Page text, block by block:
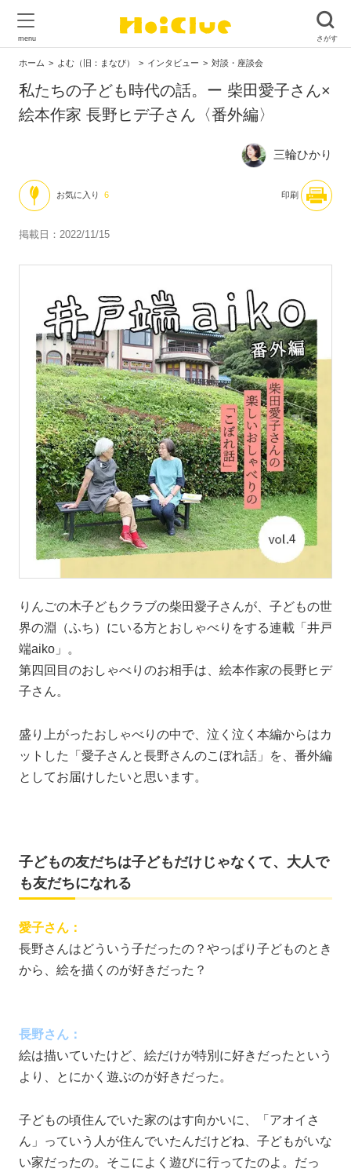
ホーム よむ（旧：まなび） インタビュー 対談・座談会
私たちの子ども時代の話。ー 柴田愛子さん×
絵本作家 長野ヒデ子さん〈番外編〉
三輪ひかり
お気に入り 6 印刷
掲載日：2022/11/15
りんごの木子どもクラブの柴田愛子さんが、子どもの世
界の淵（ふち）にいる方とおしゃべりをする連載「井戸
端aiko」。
第四回目のおしゃべりのお相手は、絵本作家の長野ヒデ
子さん。
盛り上がったおしゃべりの中で、泣く泣く本編からはカ
ットした「愛子さんと長野さんのこぼれ話」を、番外編
としてお届けしたいと思います。
子どもの友だちは子どもだけじゃなくて、大人で
も友だちになれる
愛子さん：
長野さんはどういう子だったの？やっぱり子どものとき
から、絵を描くのが好きだった？
長野さん：
絵は描いていたけど、絵だけが特別に好きだったという
より、とにかく遊ぶのが好きだった。
子どもの頃住んでいた家のはす向かいに、「アオイさ
ん」っていう人が住んでいたんだけどね、子どもがいな
い家だったの。そこによく遊びに行ってたのよ。だっ